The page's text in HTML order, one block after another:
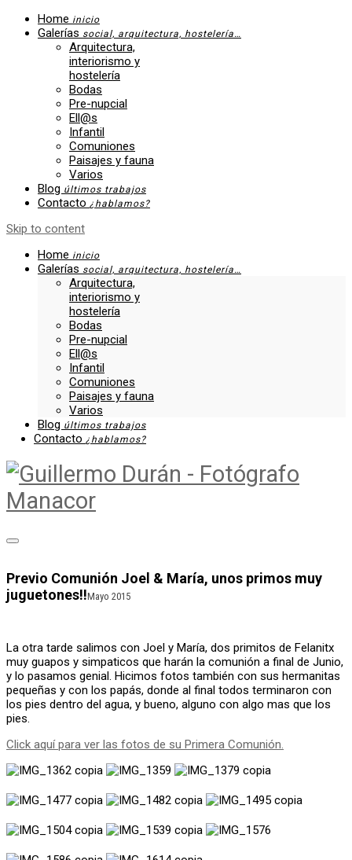
Home inicio
Galerías social, arquitectura, hostelería…
Arquitectura,
interiorismo y
hostelería
Bodas
Pre-nupcial
Ell@s
Infantil
Comuniones
Paisajes y fauna
Varios
Blog últimos trabajos
Contacto ¿hablamos?
Skip to content
Home inicio
Galerías social, arquitectura, hostelería…
Arquitectura,
interiorismo y
hostelería
Bodas
Pre-nupcial
Ell@s
Infantil
Comuniones
Paisajes y fauna
Varios
Blog últimos trabajos
Contacto ¿hablamos?
Previo Comunión Joel & María, unos primos muy
juguetones!!Mayo 2015
La otra tarde salimos con Joel y María, dos primitos de Felanitx
muy guapos y simpaticos que harán la comunión a final de Junio,
y lo pasamos genial. Hicimos fotos también con sus hermanitas
pequeñas y con los papás, donde al final todos terminaron con
los pies dentro del agua, y bueno, alguno con algo mas que los
pies.
Click aquí para ver las fotos de su Primera Comunión.